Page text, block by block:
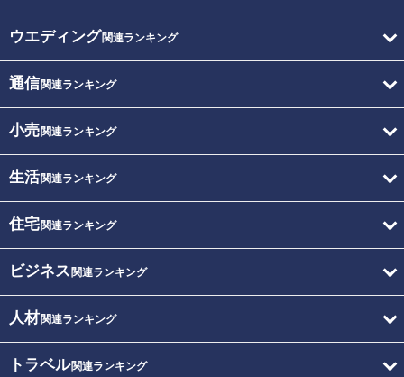
ウエディング関連ランキング
通信関連ランキング
小売関連ランキング
生活関連ランキング
住宅関連ランキング
ビジネス 関連ランキング
人材関連ランキング
トラベル関連ランキング